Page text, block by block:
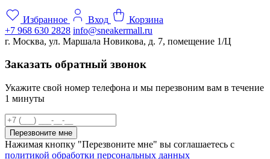
Избранное Вход
Корзина
+7 968 630 2828 info@sneakermall.ru
г. Москва, ул. Маршала Новикова, д. 7, помещение 1/Ц
Заказать обратный звонок
Укажите свой номер телефона и мы перезвоним вам в течение
1 минуты
Перезвоните мне
Нажимая кнопку "Перезвоните мне" вы соглашаетесь с
политикой обработки персональных данных